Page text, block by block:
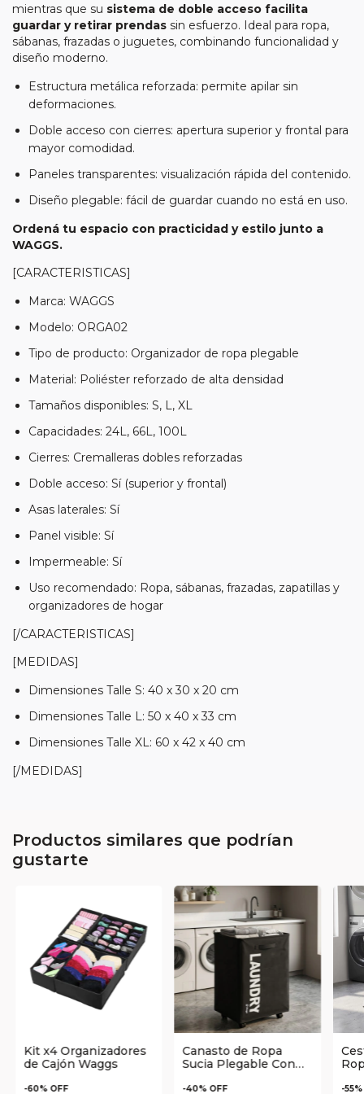
mientras que su sistema de doble acceso facilita
guardar y retirar prendas sin esfuerzo. Ideal para ropa,
sábanas, frazadas o juguetes, combinando funcionalidad y
diseño moderno.
Estructura metálica reforzada: permite apilar sin
deformaciones.
Doble acceso con cierres: apertura superior y frontal para
mayor comodidad.
Paneles transparentes: visualización rápida del contenido.
Diseño plegable: fácil de guardar cuando no está en uso.
Ordená tu espacio con practicidad y estilo junto a
WAGGS.
[CARACTERISTICAS]
Marca: WAGGS
Modelo: ORGA02
Tipo de producto: Organizador de ropa plegable
Material: Poliéster reforzado de alta densidad
Tamaños disponibles: S, L, XL
Capacidades: 24L, 66L, 100L
Cierres: Cremalleras dobles reforzadas
Doble acceso: Sí (superior y frontal)
Asas laterales: Sí
Panel visible: Sí
Impermeable: Sí
Uso recomendado: Ropa, sábanas, frazadas, zapatillas y
organizadores de hogar
[/CARACTERISTICAS]
[MEDIDAS]
Dimensiones Talle S: 40 x 30 x 20 cm
Dimensiones Talle L: 50 x 40 x 33 cm
Dimensiones Talle XL: 60 x 42 x 40 cm
[/MEDIDAS]
Productos similares que podrían
gustarte
Kit x4 Organizadores
de Cajón Waggs
-60% OFF
Canasto de Ropa
Sucia Plegable Con
Reforzada Waggs
-40% OFF -55